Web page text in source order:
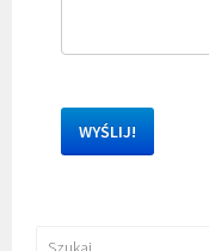
Szukaj: